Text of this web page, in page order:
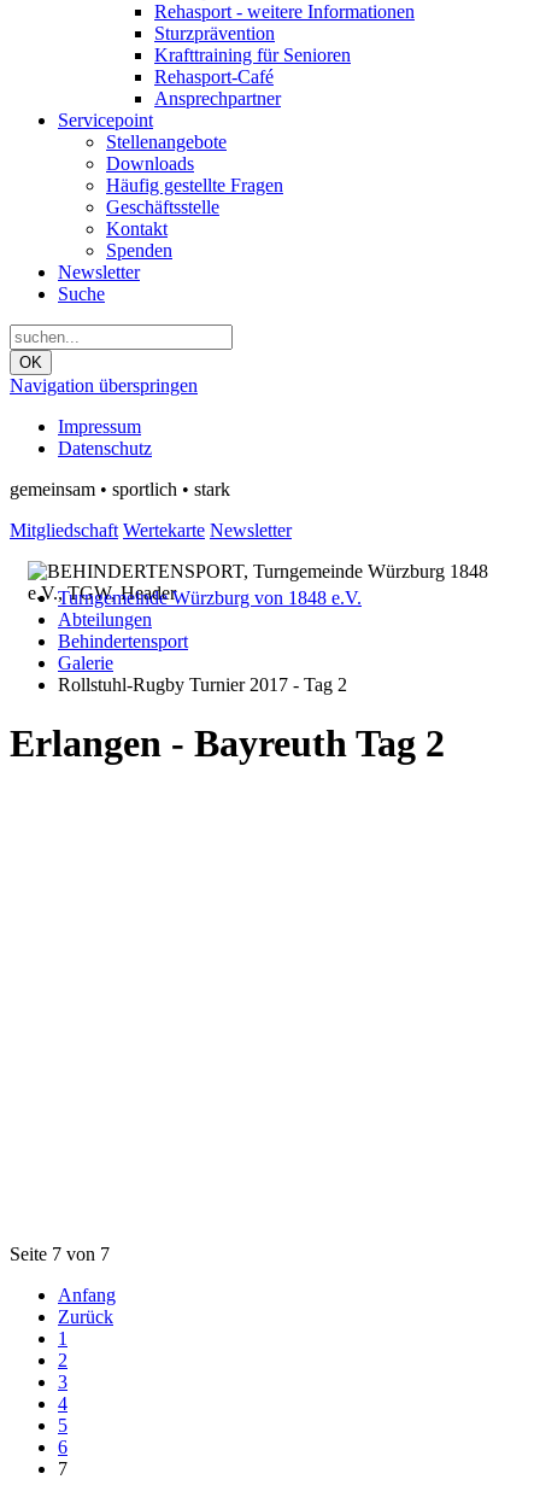
Rehasport - weitere Informationen
Sturzprävention
Krafttraining für Senioren
Rehasport-Café
Ansprechpartner
Servicepoint
Stellenangebote
Downloads
Häufig gestellte Fragen
Geschäftsstelle
Kontakt
Spenden
Newsletter
Suche
OK
Navigation überspringen
Impressum
Datenschutz
gemeinsam • sportlich • stark
Mitgliedschaft Wertekarte Newsletter
Turngemeinde Würzburg von 1848 e.V.
Abteilungen
Behindertensport
Galerie
Rollstuhl-Rugby Turnier 2017 - Tag 2
Erlangen - Bayreuth Tag 2
Seite 7 von 7
Anfang
Zurück
1
2
3
4
5
6
7